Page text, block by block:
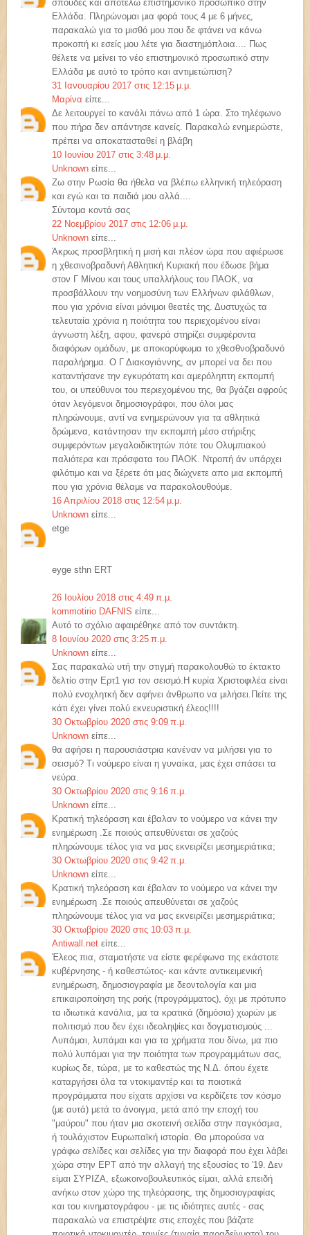
σπουδές και αποτελώ επιστημονικό προσωπικό στην
Ελλάδα. Πληρώνομαι μια φορά τους 4 με 6 μήνες,
παρακαλώ για το μισθό μου που δε φτάνει να κάνω
προκοπή κι εσείς μου λέτε για διαστημόπλοια.... Πως
θέλετε να μείνει το νέο επιστημονικό προσωπικό στην
Ελλάδα με αυτό το τρόπο και αντιμετώπιση?
31 Ιανουαρίου 2017 στις 12:15 μ.μ.
Μαρίνα είπε...
Δε λειτουργεί το κανάλι πάνω από 1 ώρα. Στο τηλέφωνο
που πήρα δεν απάντησε κανείς. Παρακαλώ ενημερώστε,
πρέπει να αποκατασταθεί η βλάβη
10 Ιουνίου 2017 στις 3:48 μ.μ.
Unknown είπε...
Ζω στην Ρωσία θα ήθελα να βλέπω ελληνική τηλεόραση
και εγώ και τα παιδιά μου αλλά....
Σύντομα κοντά σας
22 Νοεμβρίου 2017 στις 12:06 μ.μ.
Unknown είπε...
Άκρως προσβλητική η μισή και πλέον ώρα που αφιέρωσε
η χθεσινοβραδυνή Αθλητική Κυριακή που έδωσε βήμα
στον Γ Μίνου και τους υπαλλήλους του ΠΑΟΚ, να
προσβάλλουν την νοημοσύνη των Ελλήνων φιλάθλων,
που για χρόνια είναι μόνιμοι θεατές της. Δυστυχώς τα
τελευταία χρόνια η ποιότητα του περιεχομένου είναι
άγνωστη λέξη, αφου, φανερά στηρίζει συμφέροντα
διαφόρων ομάδων, με αποκορύφωμα το χθεσθνοβραδυνό
παραλήρημα. Ο Γ Διακογιάννης, αν μπορεί να δει που
καταντήσανε την εγκυρότατη και αμερόληπτη εκπομπή
του, οι υπεύθυνοι του περιεχομένου της, θα βγάζει αφρούς
όταν λεγόμενοι δημοσιογράφοι, που όλοι μας
πληρώνουμε, αντί να ενημερώνουν για τα αθλητικά
δρώμενα, κατάντησαν την εκπομπή μέσο στήριξης
συμφερόντων μεγαλοιδικτητών πότε του Ολυμπιακού
παλιότερα και πρόσφατα του ΠΑΟΚ. Ντροπή άν υπάρχει
φιλότιμο και να ξέρετε ότι μας διώχνετε απο μια εκπομπή
που για χρόνια θέλαμε να παρακολουθούμε.
16 Απριλίου 2018 στις 12:54 μ.μ.
Unknown είπε...
etge
eyge sthn ERT
26 Ιουλίου 2018 στις 4:49 π.μ.
kommotirio DAFNIS είπε...
Αυτό το σχόλιο αφαιρέθηκε από τον συντάκτη.
8 Ιουνίου 2020 στις 3:25 π.μ.
Unknown είπε...
Σας παρακαλώ υτή την στιγμή παρακολουθώ το έκτακτο
δελτίο στην Ερτ1 γισ τον σεισμό.Η κυρία Χριστοφιλέα είναι
πολύ ενοχλητκή δεν αφήνει άνθρωπο να μιλήσει.Πείτε της
κάτι έχει γίνει πολύ εκνευριστική έλεος!!!!
30 Οκτωβρίου 2020 στις 9:09 π.μ.
Unknown είπε...
θα αφήσει η παρουσιάστρια κανέναν να μιλήσει για το
σεισμό? Τι νούμερο είναι η γυναίκα, μας έχει σπάσει τα
νεύρα.
30 Οκτωβρίου 2020 στις 9:16 π.μ.
Unknown είπε...
Κρατική τηλεόραση και έβαλαν το νούμερο να κάνει την
ενημέρωση .Σε ποιούς απευθύνεται σε χαζούς
πληρώνουμε τέλος για να μας εκνειρίζει μεσημεριάτικα;
30 Οκτωβρίου 2020 στις 9:42 π.μ.
Unknown είπε...
Κρατική τηλεόραση και έβαλαν το νούμερο να κάνει την
ενημέρωση .Σε ποιούς απευθύνεται σε χαζούς
πληρώνουμε τέλος για να μας εκνειρίζει μεσημεριάτικα;
30 Οκτωβρίου 2020 στις 10:03 π.μ.
Antiwall.net είπε...
Έλεος πια, σταματήστε να είστε φερέφωνα της εκάστοτε
κυβέρνησης - ή καθεστώτος- και κάντε αντικειμενική
ενημέρωση, δημοσιογραφία με δεοντολογία και μια
επικαιροποίηση της ροής (προγράμματος), όχι με πρότυπο
τα ιδιωτικά κανάλια, μα τα κρατικά (δημόσια) χωρών με
πολιτισμό που δεν έχει ιδεοληψίες και δογματισμούς ...
Λυπάμαι, λυπάμαι και για τα χρήματα που δίνω, μα πιο
πολύ λυπάμαι για την ποιότητα των προγραμμάτων σας,
κυρίως δε, τώρα, με το καθεστώς της Ν.Δ. όπου έχετε
καταργήσει όλα τα ντοκιμαντέρ και τα ποιοτικά
προγράμματα που είχατε αρχίσει να κερδίζετε τον κόσμο
(με αυτά) μετά το άνοιγμα, μετά από την εποχή του
"μαύρου" που ήταν μια σκοτεινή σελίδα στην παγκόσμια,
ή τουλάχιστον Ευρωπαϊκή ιστορία. Θα μπορούσα να
γράφω σελίδες και σελίδες για την διαφορά που έχει λάβει
χώρα στην ΕΡΤ από την αλλαγή της εξουσίας το '19. Δεν
είμαι ΣΥΡΙΖΑ, εξωκοινοβουλευτικός είμαι, αλλά επειδή
ανήκω στον χώρο της τηλεόρασης, της δημοσιογραφίας
και του κινηματογράφου - με τις ιδιότητες αυτές - σας
παρακαλώ να επιστρέψτε στις εποχές που βάζατε